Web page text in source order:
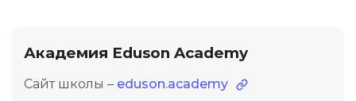
Академия Eduson Academy
Сайт школы – eduson.academy